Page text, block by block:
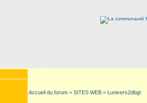
Accueil du forum » SITES WEB » Lunivers2dbgt